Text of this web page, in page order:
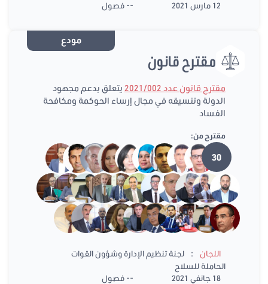
12 مارس 2021 -- فصول
مودع
مقترح قانون
مقترح قانون عدد 2021/002
يتعلق بدعم مجهود
الدولة وتنسيقه في مجال إرساء الحوكمة ومكافحة
الفساد
مقترح من:
30
اللجان :
لجنة تنظيم الإدارة وشؤون القوات
الحاملة للسلاح
18 جانفي 2021
-- فصول